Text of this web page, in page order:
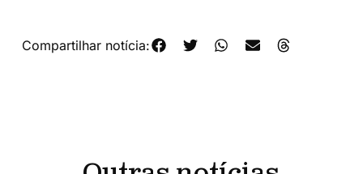
Compartilhar notícia: